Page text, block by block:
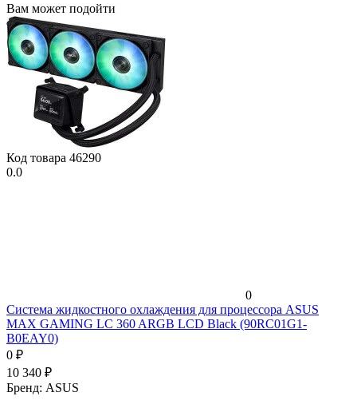
Вам может подойти
Код товара 46290
0.0
0
Система жидкостного охлаждения для процессора ASUS
MAX GAMING LC 360 ARGB LCD Black (90RC01G1-
B0EAY0)
0 ₽
10 340 ₽
Бренд: ASUS